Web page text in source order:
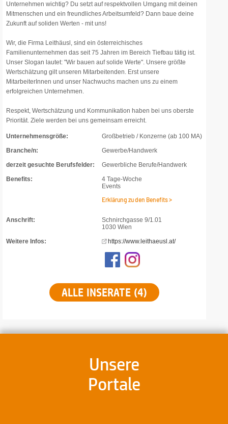
Unternehmen wichtig? Du setzt auf respektvollen Umgang mit deinen
Mitmenschen und ein freundliches Arbeitsumfeld? Dann baue deine
Zukunft auf soliden Werten - mit uns!
Wir, die Firma Leithäusl, sind ein österreichisches
Familienunternehmen das seit 75 Jahren im Bereich Tiefbau tätig ist.
Unser Slogan lautet: "Wir bauen auf solide Werte". Unsere größte
Wertschätzung gilt unseren Mitarbeitenden. Erst unsere
MitarbeiterInnen und unser Nachwuchs machen uns zu einem
erfolgreichen Unternehmen.
Respekt, Wertschätzung und Kommunikation haben bei uns oberste
Priorität. Ziele werden bei uns gemeinsam erreicht.
Unternehmensgröße:
Großbetrieb / Konzerne (ab 100 MA)
Branche/n:
Gewerbe/Handwerk
derzeit gesuchte Berufsfelder:
Gewerbliche Berufe/Handwerk
Benefits:
4 Tage-Woche
Events
Erklärung zu den Benefits >
Anschrift:
Schnirchgasse 9/1.01
1030 Wien
Weitere Infos:
https://www.leithaeusl.at/
ALLE INSERATE (4)
Unsere
Portale